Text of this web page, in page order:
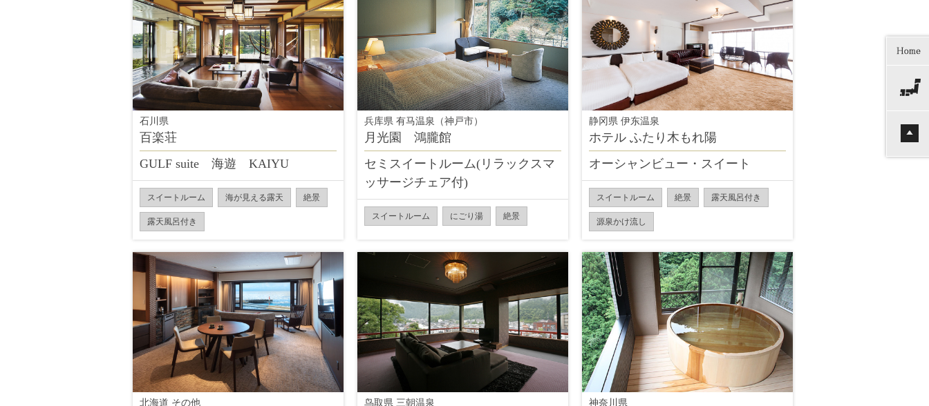
石川県
百楽荘
GULF suite 海遊 KAIYU
スイートルーム 海が見える露天 絶景
露天風呂付き
兵库県 有马温泉（神戸市）
月光園 鴻朧館
セミスイートルーム(リラックスマ
ッサージチェア付)
スイートルーム にごり湯 絶景
静冈県 伊东温泉
ホテル ふたり木もれ陽
オーシャンビュー・スイート
スイートルーム 絶景 露天風呂付き
源泉かけ流し
北海道 その他 鸟取県 三朝温泉 神奈川県